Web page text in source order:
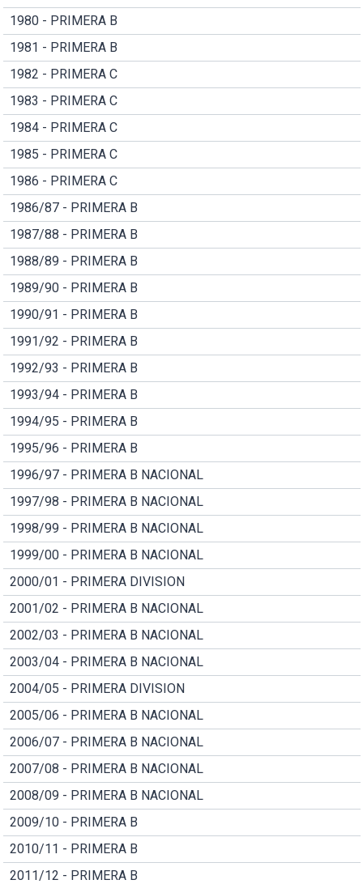
1980 - PRIMERA B
1981 - PRIMERA B
1982 - PRIMERA C
1983 - PRIMERA C
1984 - PRIMERA C
1985 - PRIMERA C
1986 - PRIMERA C
1986/87 - PRIMERA B
1987/88 - PRIMERA B
1988/89 - PRIMERA B
1989/90 - PRIMERA B
1990/91 - PRIMERA B
1991/92 - PRIMERA B
1992/93 - PRIMERA B
1993/94 - PRIMERA B
1994/95 - PRIMERA B
1995/96 - PRIMERA B
1996/97 - PRIMERA B NACIONAL
1997/98 - PRIMERA B NACIONAL
1998/99 - PRIMERA B NACIONAL
1999/00 - PRIMERA B NACIONAL
2000/01 - PRIMERA DIVISION
2001/02 - PRIMERA B NACIONAL
2002/03 - PRIMERA B NACIONAL
2003/04 - PRIMERA B NACIONAL
2004/05 - PRIMERA DIVISION
2005/06 - PRIMERA B NACIONAL
2006/07 - PRIMERA B NACIONAL
2007/08 - PRIMERA B NACIONAL
2008/09 - PRIMERA B NACIONAL
2009/10 - PRIMERA B
2010/11 - PRIMERA B
2011/12 - PRIMERA B